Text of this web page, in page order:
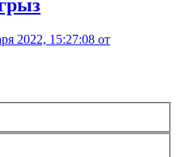
2022, 15:27:08 от